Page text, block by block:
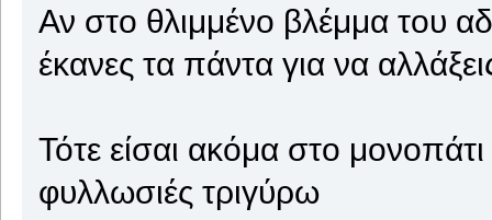
Αν στο θλιμμένο βλέμμα του
έκανες τα πάντα για να
Τότε είσαι ακόμα στο
φυλλωσιές τριγύρω